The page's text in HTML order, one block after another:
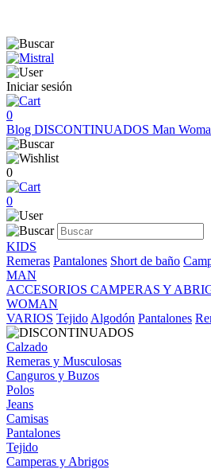
Iniciar sesión
0
Blog DISCONTINUADOS Man
0
0
KIDS
Remeras Pantalones Short de baño
MAN
ACCESORIOS CAMPERAS Y
WOMAN
VARIOS Tejido Algodón Pantalones
Calzado
Remeras y Musculosas
Canguros y Buzos
Polos
Jeans
Camisas
Pantalones
Tejido
Camperas y Abrigos